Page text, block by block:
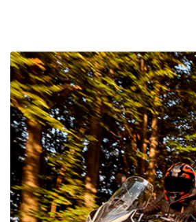
Vendas diretas